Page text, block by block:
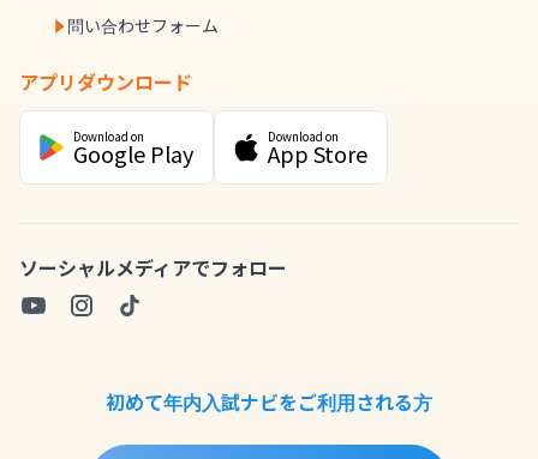
問い合わせフォーム
アプリダウンロード
Download on
Google Play
Download on
App Store
ソーシャルメディアでフォロー
初めて年内入試ナビをご利用される方